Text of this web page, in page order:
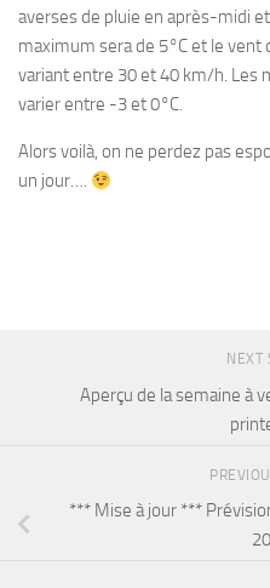
averses de pluie en après-midi
maximum sera de 5°C et le
variant entre 30 et 40 km/h. Les
varier entre -3 et 0°C.
Alors voilà, on ne perdez pas
un jour….
NEXT
Aperçu de la semaine à
*** Mise à jour ***